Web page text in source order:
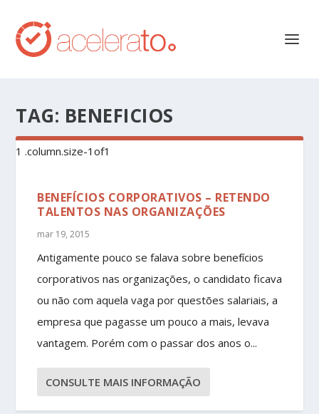
TAG: BENEFICIOS
BENEFÍCIOS CORPORATIVOS – RETENDO
TALENTOS NAS ORGANIZAÇÕES
mar 19, 2015
Antigamente pouco se falava sobre benefícios
corporativos nas organizações, o candidato ficava
ou não com aquela vaga por questões salariais, a
empresa que pagasse um pouco a mais, levava
vantagem. Porém com o passar dos anos o...
CONSULTE MAIS INFORMAÇÃO